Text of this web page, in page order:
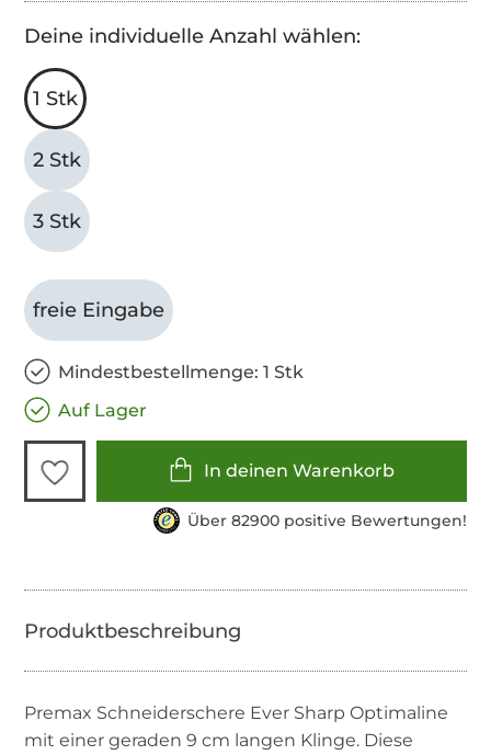
Deine individuelle Anzahl wählen:
1 Stk
2 Stk
3 Stk
freie Eingabe
Mindestbestellmenge: 1 Stk
Auf Lager
In deinen Warenkorb
Über 82900 positive Bewertungen!
Premax Schneiderschere Ever Sharp Optimaline
mit einer geraden 9 cm langen Klinge. Diese